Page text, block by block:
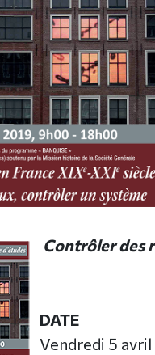
Contrôler des
DATE
Vendredi 5 avril